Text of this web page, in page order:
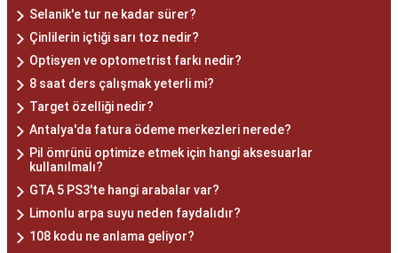
Selanik'e tur ne kadar sürer?
Çinlilerin içtiği sarı toz nedir?
Optisyen ve optometrist farkı nedir?
8 saat ders çalışmak yeterli mi?
Target özelliği nedir?
Antalya'da fatura ödeme merkezleri nerede?
Pil ömrünü optimize etmek için hangi aksesuarlar
kullanılmalı?
GTA 5 PS3'te hangi arabalar var?
Limonlu arpa suyu neden faydalıdır?
108 kodu ne anlama geliyor?